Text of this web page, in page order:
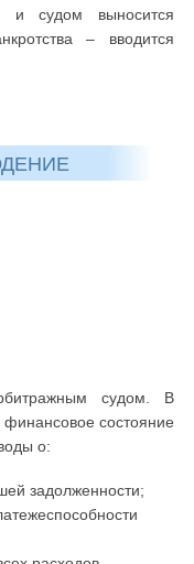
и судом выносится
– вводится
судом. В
состояние
о:
задолженности;